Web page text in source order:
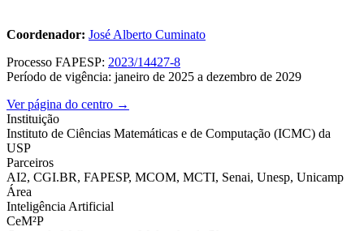
Coordenador: José Alberto Cuminato
Processo FAPESP: 2023/14427-8
Período de vigência: janeiro de 2025 a dezembro de 2029
Ver página do centro →
Instituição
Instituto de Ciências Matemáticas e de Computação (ICMC) da
USP
Parceiros
AI2, CGI.BR, FAPESP, MCOM, MCTI, Senai, Unesp, Unicamp
Área
Inteligência Artificial
CeM²P